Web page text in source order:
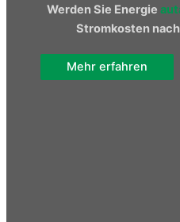
Werden Sie Energie
Stromkosten
Mehr erfahren